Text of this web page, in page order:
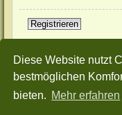
Diese Website nutzt
bestmöglichen
bieten. Mehr erfahren
Registrieren
Sudden-Strike-Maps.de
Powered byphpBB® Forum